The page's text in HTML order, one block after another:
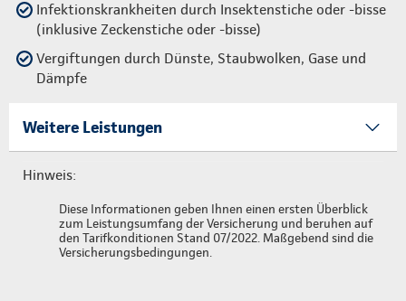
Infektionskrankheiten durch Insektenstiche oder -bisse
(inklusive Zeckenstiche oder -bisse)
Vergiftungen durch Dünste, Staubwolken, Gase und
Dämpfe
Weitere Leistungen
Hinweis:
Diese Informationen geben Ihnen einen ersten Überblick
zum Leistungsumfang der Versicherung und beruhen auf
den Tarifkonditionen Stand 07/2022. Maßgebend sind die
Versicherungsbedingungen.